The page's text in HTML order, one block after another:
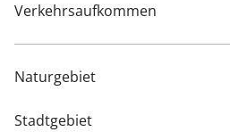
Verkehrsaufkommen
Naturgebiet
Stadtgebiet